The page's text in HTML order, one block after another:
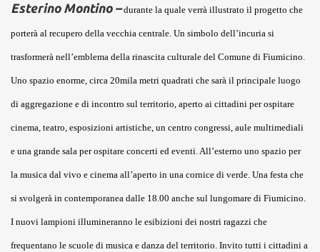
Esterino Montino –durante la quale verrà illustrato il progetto che
porterà al recupero della vecchia centrale. Un simbolo dell’incuria si
trasformerà nell’emblema della rinascita culturale del Comune di Fiumicino.
Uno spazio enorme, circa 20mila metri quadrati che sarà il principale luogo
di aggregazione e di incontro sul territorio, aperto ai cittadini per ospitare
cinema, teatro, esposizioni artistiche, un centro congressi, aule multimediali
e una grande sala per ospitare concerti ed eventi. All’esterno uno spazio per
la musica dal vivo e cinema all’aperto in una cornice di verde. Una festa che
si svolgerà in contemporanea dalle 18.00 anche sul lungomare di Fiumicino.
I nuovi lampioni illumineranno le esibizioni dei nostri ragazzi che
frequentano le scuole di musica e danza del territorio. Invito tutti i cittadini a